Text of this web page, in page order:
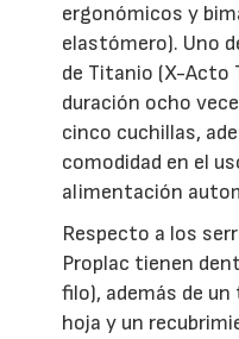
ergonómicos y
elastómero). Uno
de Titanio (X-Acto
duración ocho
cinco cuchillas,
comodidad en el
alimentación
Respecto a los
Proplac tienen
filo), además de
hoja y un